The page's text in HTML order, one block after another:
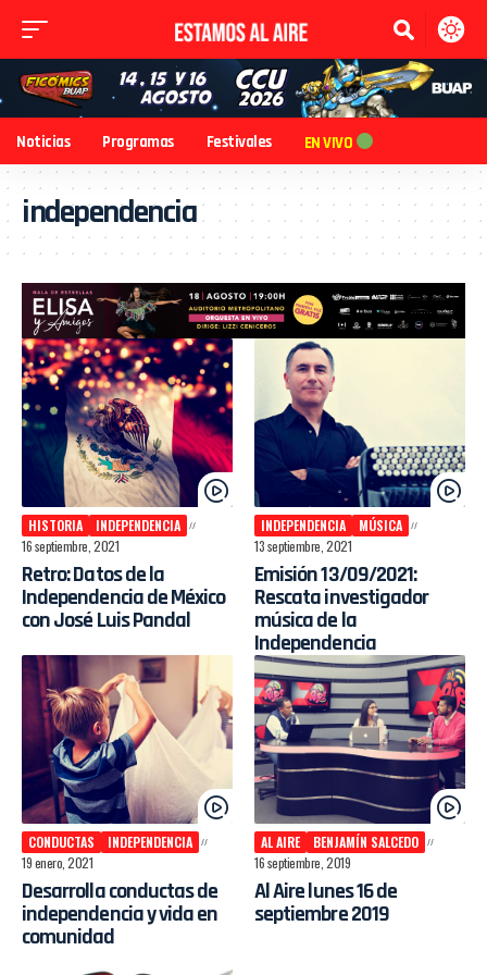
Noticias Programas Festivales EN VIVO
independencia
HISTORIA
INDEPENDENCIA
16 septiembre, 2021
Retro: Datos de la
Independencia de México
con José Luis Pandal
INDEPENDENCIA
MÚSICA
13 septiembre, 2021
Emisión 13/09/2021:
Rescata investigador
música de la
Independencia
CONDUCTAS
INDEPENDENCIA
19 enero, 2021
Desarrolla conductas de
independencia y vida en
comunidad
AL AIRE
BENJAMÍN SALCEDO
16 septiembre, 2019
Al Aire lunes 16 de
septiembre 2019